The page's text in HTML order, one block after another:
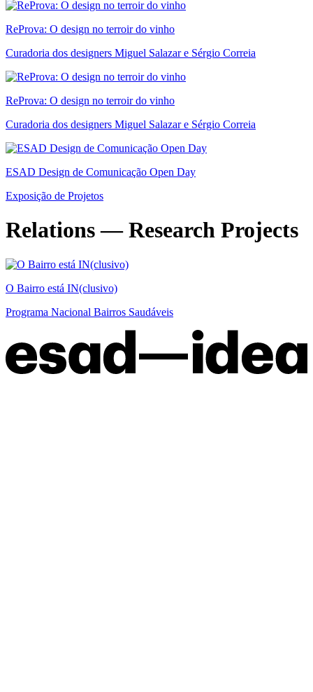
ReProva: O design no terroir do vinho
Curadoria dos designers Miguel Salazar e Sérgio Correia
ReProva: O design no terroir do vinho
Curadoria dos designers Miguel Salazar e Sérgio Correia
ESAD Design de Comunicação Open Day
Exposição de Projetos
Relations — Research Projects
O Bairro está IN(clusivo)
Programa Nacional Bairros Saudáveis